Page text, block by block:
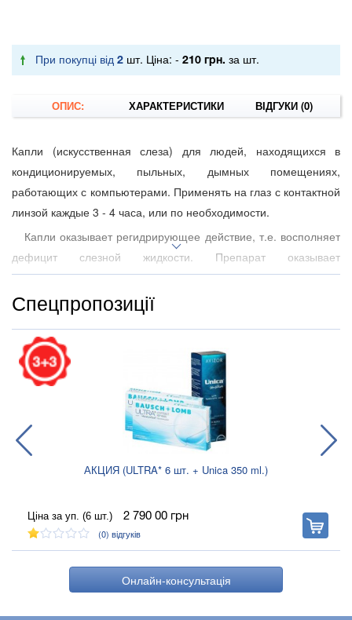
При покупці від 2 шт. Ціна: - 210 грн. за шт.
ОПИС: ХАРАКТЕРИСТИКИ ВІДГУКИ (0)
Капли (искусственная слеза) для людей, находящихся в
кондиционируемых, пыльных, дымных помещениях,
работающих с компьютерами. Применять на глаз с контактной
линзой каждые 3 - 4 часа, или по необходимости.
Капли оказывает регидрирующее действие, т.е. восполняет
дефицит слезной жидкости. Препарат оказывает
смазывающее и смягчающее действие. Способствует
восстановлению, стабильности и воспроизведению оптических
характеристик слезной пленки.
Спецпропозиції
.
АКЦИЯ (ULTRA* 6 шт. + Unica 350 ml.)
Ціна за уп. (6 шт.) 2 790 00 грн
(0) відгуків
В
корзину
Онлайн-консультація